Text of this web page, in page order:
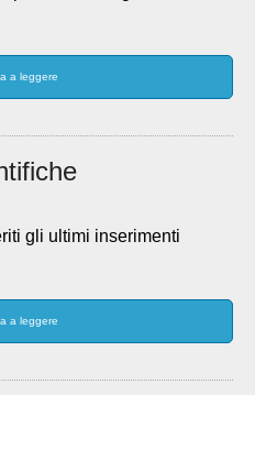
a leggere
gli ultimi inserimenti
a leggere